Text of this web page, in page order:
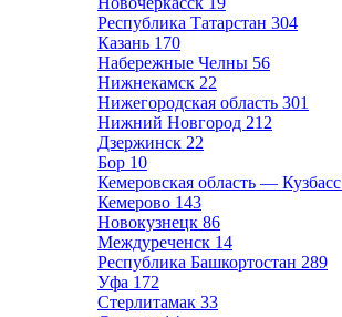
Республика Татарстан 304
Казань 170
Набережные Челны 56
Нижнекамск 22
Нижегородская область 301
Нижний Новгород 212
Дзержинск 22
Бор 10
Кемеровская область — Кузбасс
Кемерово 143
Новокузнецк 86
Междуреченск 14
Республика Башкортостан 289
Уфа 172
Стерлитамак 33